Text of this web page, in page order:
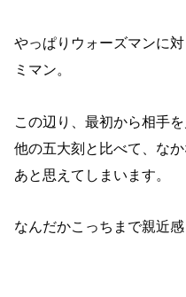
やっぱりウォーズマンに
ミマン。
この辺り、最初から相手
他の五大刻と比べて、な
あと思えてしまいます。
なんだかこっちまで親近